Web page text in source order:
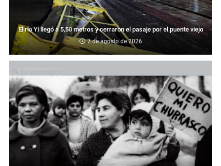
El río Yí llegó a 5,50 metros y cerraron el pasaje por el puente viejo
7 de agosto de 2026